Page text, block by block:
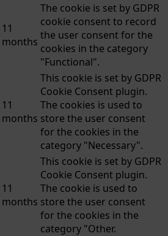
11
months
The cookie is set by GDPR
cookie consent to record
the user consent for the
cookies in the category
"Functional".
11
months
This cookie is set by GDPR
Cookie Consent plugin.
The cookies is used to
store the user consent
for the cookies in the
category "Necessary".
11
months
This cookie is set by GDPR
Cookie Consent plugin.
The cookie is used to
store the user consent
for the cookies in the
category "Other.